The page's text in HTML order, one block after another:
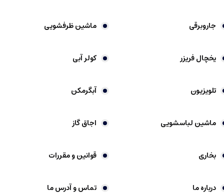
جاروبرقی ماشین ظرفشویی
یخچال فریزر کولر آبی
تلویزیون آبگرمکن
ماشین لباسشویی اجاق گاز
بخاری قوانین و مقررات
درباره ما تماس و آدرس ما